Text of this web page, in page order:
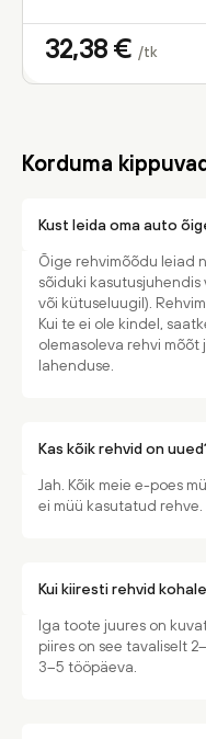
32,38 € /tk
Korduma
Kust leida oma auto
Õige rehvimõõdu leiad
sõiduki kasutusjuhendis
või kütuseluugil).
Kui te ei ole kindel,
olemasoleva rehvi mõõt
lahenduse.
Kas kõik rehvid on
Jah. Kõik meie e-poes
ei müü kasutatud rehve.
Kui kiiresti rehvid
Iga toote juures on
piires on see tavaliselt
3–5 tööpäeva.